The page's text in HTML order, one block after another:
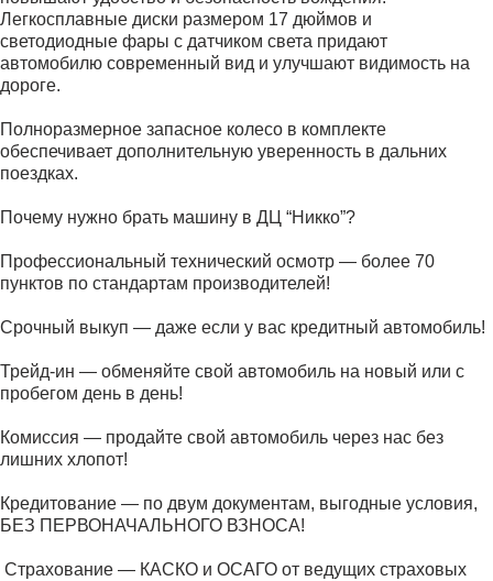
Легкосплавные диски размером 17 дюймов и
светодиодные фары с датчиком света придают
автомобилю современный вид и улучшают видимость на
дороге.
Полноразмерное запасное колесо в комплекте
обеспечивает дополнительную уверенность в дальних
поездках.
Почему нужно брать машину в ДЦ “Никко”?
Профессиональный технический осмотр — более 70
пунктов по стандартам производителей!
Срочный выкуп — даже если у вас кредитный автомобиль!
Трейд-ин — обменяйте свой автомобиль на новый или с
пробегом день в день!
Комиссия — продайте свой автомобиль через нас без
лишних хлопот!
Кредитование — по двум документам, выгодные условия,
БЕЗ ПЕРВОНАЧАЛЬНОГО ВЗНОСА!
️ Страхование — КАСКО и ОСАГО от ведущих страховых